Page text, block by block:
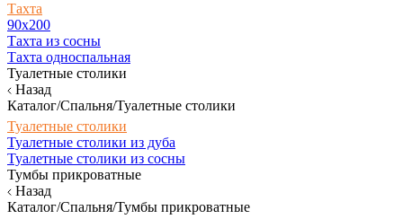
Тахта
90х200
Тахта из сосны
Тахта односпальная
Туалетные столики
Назад
Каталог/Спальня/Туалетные столики
Туалетные столики
Туалетные столики из дуба
Туалетные столики из сосны
Тумбы прикроватные
Назад
Каталог/Спальня/Тумбы прикроватные